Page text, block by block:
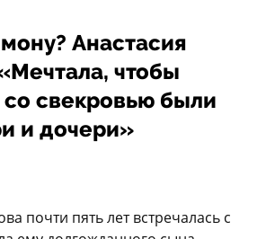
Анастасия
чтобы
свекровью были
и дочери»
почти пять лет встречалась с